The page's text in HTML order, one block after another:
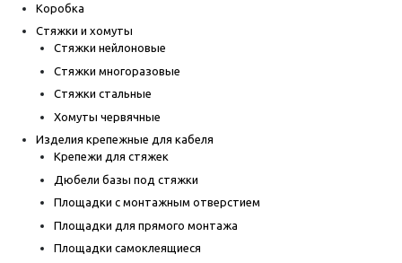
Коробка
Стяжки и хомуты
Стяжки нейлоновые
Стяжки многоразовые
Стяжки стальные
Хомуты червячные
Изделия крепежные для кабеля
Крепежи для стяжек
Дюбели базы под стяжки
Площадки с монтажным отверстием
Площадки для прямого монтажа
Площадки самоклеящиеся